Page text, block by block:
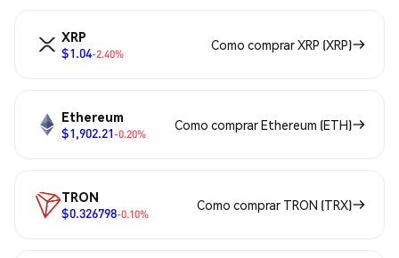
XRP
$1.04-2.40%
Como comprar XRP (XRP)
Ethereum
$1,902.21-0.20%
Como comprar Ethereum (ETH)
TRON
$0.326798-0.10%
Como comprar TRON (TRX)